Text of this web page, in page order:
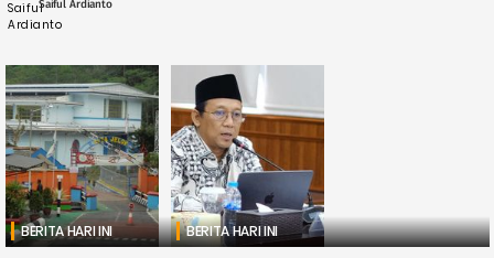
Saiful Ardianto
BERITA HARI INI BERITA HARI INI